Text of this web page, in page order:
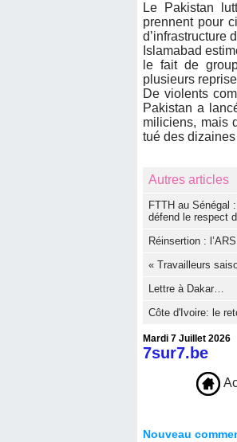
Le Pakistan
prennent pour
d’infrastructure
Islamabad
le fait de
plusieurs
De violents
Pakistan a
miliciens, mais
tué des
Autres articles
FTTH au Sénégal
défend le respect
Réinsertion :
« Travailleurs
Lettre à Dakar…
Côte d'Ivoire: le
Mardi 7 Juillet 2026
7sur7.be
Nouveau